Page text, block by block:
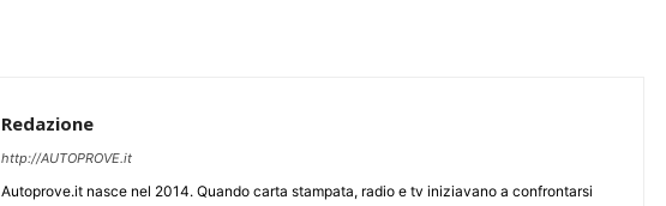
Redazione
http://AUTOPROVE.it
Autoprove.it nasce nel 2014. Quando carta stampata, radio e tv iniziavano a confrontarsi